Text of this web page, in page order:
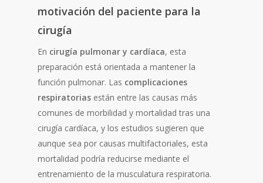
motivación del paciente para la
cirugía
En cirugía pulmonar y cardíaca, esta
preparación está orientada a mantener la
función pulmonar. Las complicaciones
respiratorias están entre las causas más
comunes de morbilidad y mortalidad tras una
cirugía cardíaca, y los estudios sugieren que
aunque sea por causas multifactoriales, esta
mortalidad podría reducirse mediante el
entrenamiento de la musculatura respiratoria.